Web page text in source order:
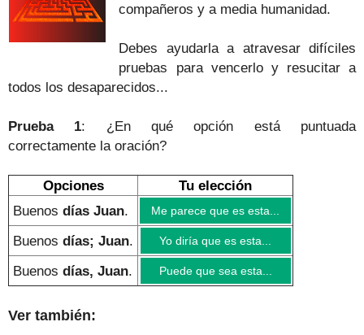
compañeros y a media humanidad.
Debes ayudarla a atravesar difíciles
pruebas para vencerlo y resucitar a
todos los desaparecidos...
Prueba 1: ¿En qué opción está puntuada
correctamente la oración?
Opciones
Tu elección
Buenos días Juan. Me parece que es esta...
Buenos días; Juan. Yo diría que es esta...
Buenos días, Juan. Puede que sea esta...
Ver también: